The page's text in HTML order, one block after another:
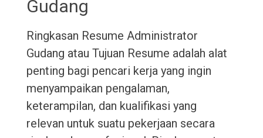
Gudang
Ringkasan Resume Administrator
Gudang atau Tujuan Resume adalah alat
penting bagi pencari kerja yang ingin
menyampaikan pengalaman,
keterampilan, dan kualifikasi yang
relevan untuk suatu pekerjaan secara